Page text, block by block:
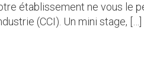
établissement ne vous le
(CCI). Un mini stage, […]